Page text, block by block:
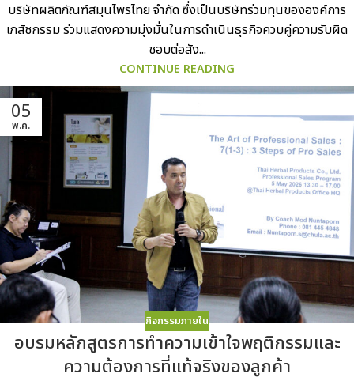
บริษัทผลิตภัณฑ์สมุนไพรไทย จำกัด ซึ่งเป็นบริษัทร่วมทุนขององค์การ
เภสัชกรรม ร่วมแสดงความมุ่งมั่นในการดำเนินธุรกิจควบคู่ความรับผิด
ชอบต่อสัง...
CONTINUE READING
05
พ.ค.
กิจกรรมภายใน
อบรมหลักสูตรการทำความเข้าใจพฤติกรรมและ
ความต้องการที่แท้จริงของลูกค้า